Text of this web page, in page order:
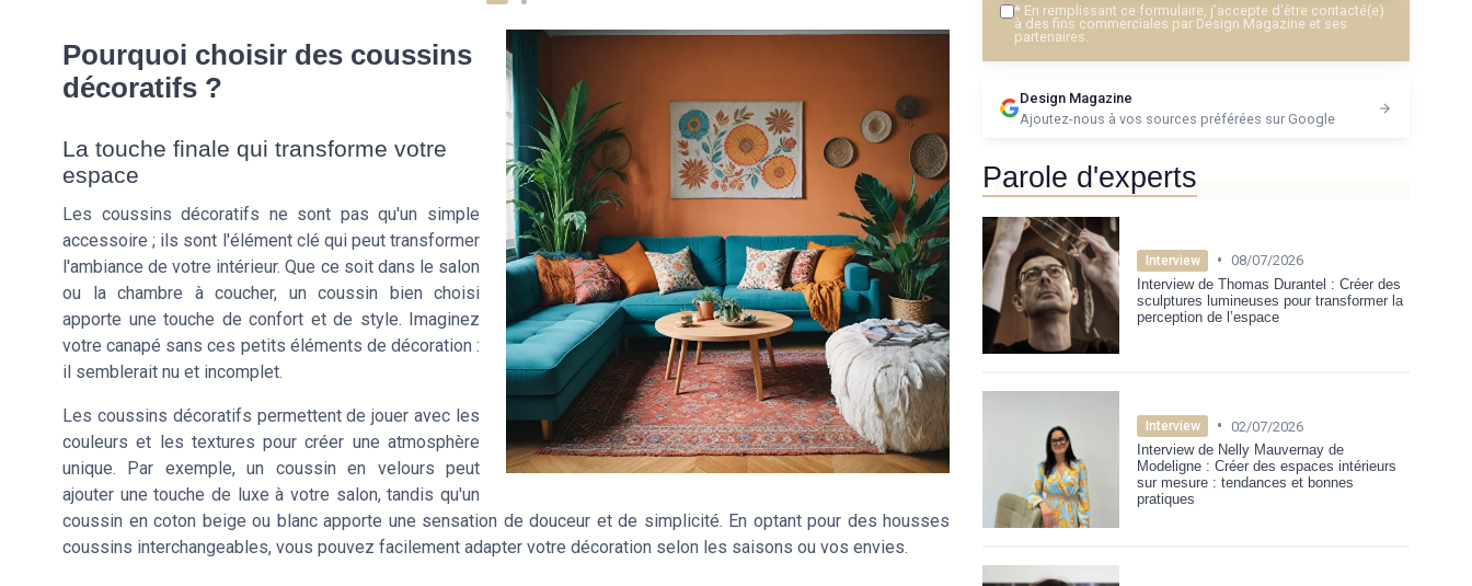
Pourquoi choisir des coussins
décoratifs ?
La touche finale qui transforme votre
espace
Les coussins décoratifs ne sont pas qu'un simple
accessoire ; ils sont l'élément clé qui peut transformer
l'ambiance de votre intérieur. Que ce soit dans le salon
ou la chambre à coucher, un coussin bien choisi
apporte une touche de confort et de style. Imaginez
votre canapé sans ces petits éléments de décoration :
il semblerait nu et incomplet.
Les coussins décoratifs permettent de jouer avec les
couleurs et les textures pour créer une atmosphère
unique. Par exemple, un coussin en velours peut
ajouter une touche de luxe à votre salon, tandis qu'un
coussin en coton beige ou blanc apporte une sensation de douceur et de simplicité. En optant pour des housses
coussins interchangeables, vous pouvez facilement adapter votre décoration selon les saisons ou vos envies.
* En remplissant ce formulaire, j’accepte d’être contacté(e)
à des fins commerciales par Design Magazine et ses
partenaires.
Design Magazine
Ajoutez-nous à vos sources préférées sur Google
Parole d'experts
Interview • 08/07/2026
Interview de Thomas Durantel : Créer des
sculptures lumineuses pour transformer la
perception de l’espace
Interview • 02/07/2026
Interview de Nelly Mauvernay de
Modeligne : Créer des espaces intérieurs
sur mesure : tendances et bonnes
pratiques